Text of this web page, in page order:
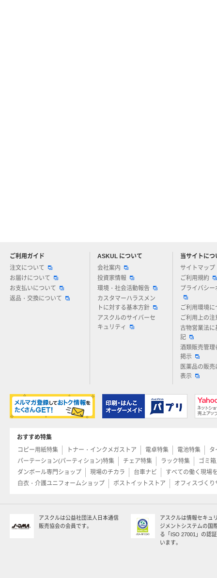
ご利用ガイド
注文について
お届けについて
お支払いについて
返品・交換について
ASKUL について
会社案内
投資家情報
環境・社会活動報告
カスタマーハラスメン
トに対する基本方針
アスクルのサイバーセ
キュリティ
当サイトにつ
サイトマップ
ご利用規約
プライバシー
ご利用環境に
ご利用上の注
古物営業法に
記
酒類販売管理
掲示
医薬品の販売
表示
アスクルについてお気軽にご質問ください
おすすめ特集
コピー用紙特集
トナー・インクメガストア 電卓特集 電池特集
タ
パーテーション(パーティション)特集
チェア特集 ラック特集
ゴミ
ダンボール専門ショップ
現場のチカラ 台車ナビ
すべての働く現場
白衣・介護ユニフォームショップ
ポストイットストア オフィスづくり
アスクルは公益社団法人日本通信
販売協会の会員です。
アスクルは情報セキュ
ジメントシステムの国
る「ISO 27001」の認
います。